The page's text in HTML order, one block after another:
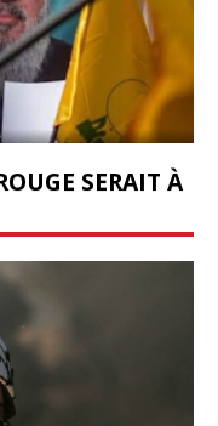
SERAIT À